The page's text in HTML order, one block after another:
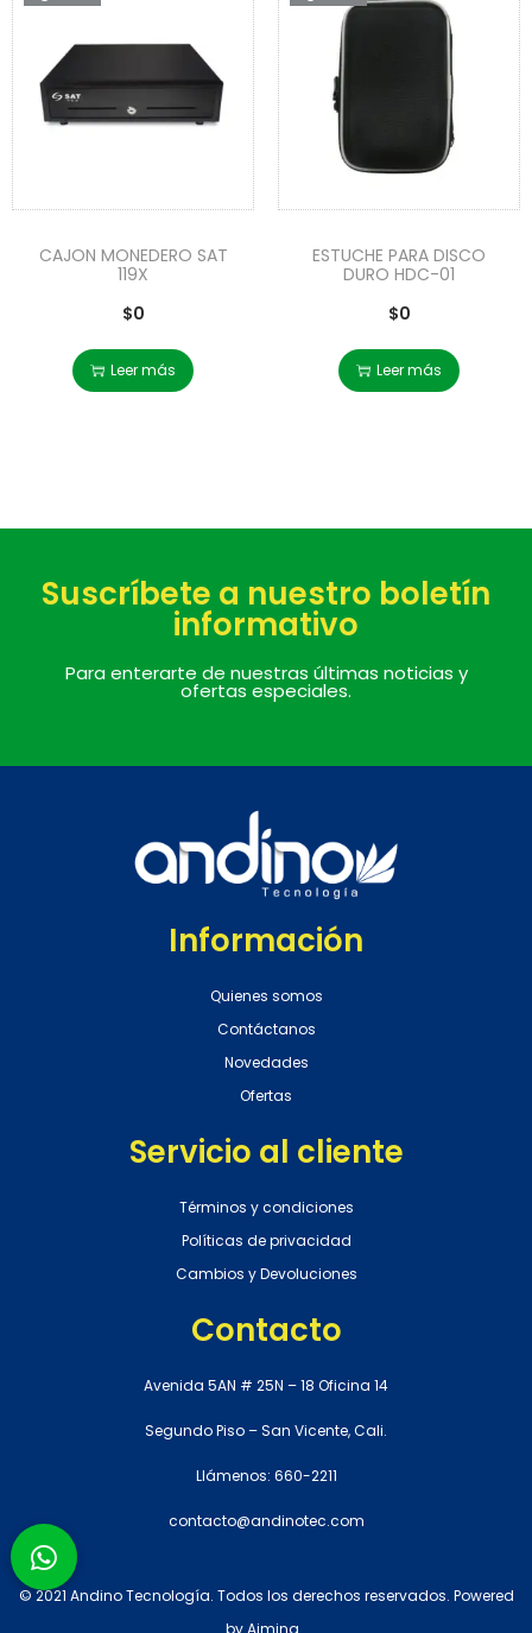
CAJON MONEDERO SAT
119X
$0
Leer más
ESTUCHE PARA DISCO
DURO HDC-01
$0
Leer más
Suscríbete a nuestro boletín
informativo
Para enterarte de nuestras últimas noticias y
ofertas especiales.
Información
Quienes somos
Contáctanos
Novedades
Ofertas
Servicio al cliente
Términos y condiciones
Políticas de privacidad
Cambios y Devoluciones
Contacto
Avenida 5AN # 25N – 18 Oficina 14
Segundo Piso – San Vicente, Cali.
Llámenos: 660-2211
contacto@andinotec.com
© 2021 Andino Tecnología. Todos los derechos reservados. Powered